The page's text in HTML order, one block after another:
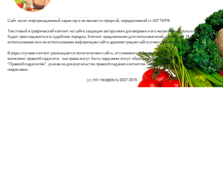
Сайт носит информационный характер и не является офертой, определяемой ст.437 ГКРФ.
Текстовый и графический контент на сайте защищен авторскими договорами и его незаконное использование
будет преследоваться в судебном порядке. Контент предназначен для пользователей, достигших 18 лет. За
использование или не использование информации сайта администрация сайта ответственности не несет.
В ряде случаев контент размещается посетителями сайта, отслеживать все материалы не
возможно: правообладатели, чьи права могут быть нарушены могут обратиться с жалобой на странице
"Правообладателям", указав на доказательство правообладания контентом, вопросы этой категории решаются
оперативно.
(с) mir-receptov.ru 2007-2015